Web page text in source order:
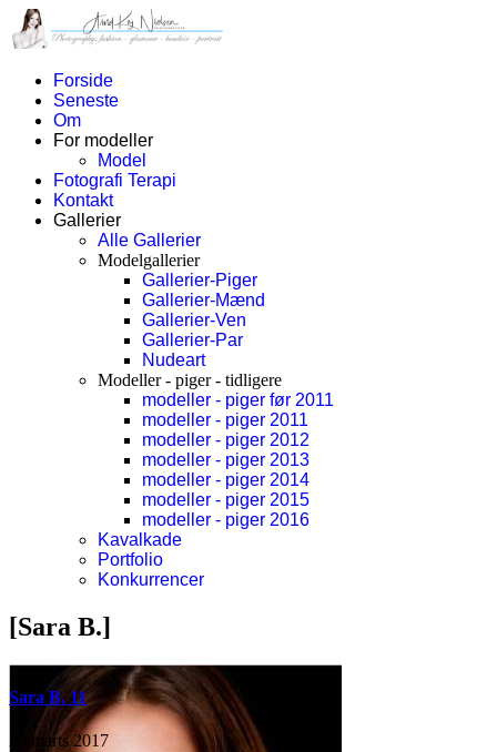
Forside
Seneste
Om
For modeller
Model
Fotografi Terapi
Kontakt
Gallerier
Alle Gallerier
Modelgallerier
Gallerier-Piger
Gallerier-Mænd
Gallerier-Ven
Gallerier-Par
Nudeart
Modeller - piger - tidligere
modeller - piger før 2011
modeller - piger 2011
modeller - piger 2012
modeller - piger 2013
modeller - piger 2014
modeller - piger 2015
modeller - piger 2016
Kavalkade
Portfolio
Konkurrencer
[Sara B.]
Sara B. 11
26 marts 2017